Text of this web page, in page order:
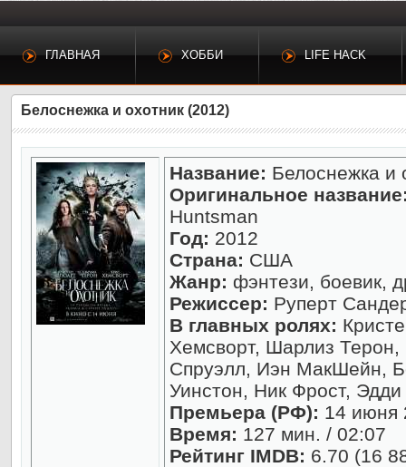
ГЛАВНАЯ ХОББИ LIFE HACK
Белоснежка и охотник (2012)
Название: Белоснежка и
Оригинальное
Huntsman
Год: 2012
Страна: США
Жанр: фэнтези, боевик,
Режиссер: Руперт
В главных ролях:
Хемсворт, Шарлиз
Спруэлл, Иэн МакШейн,
Уинстон, Ник Фрост,
Премьера (РФ): 14 июня
Время: 127 мин. / 02:07
Рейтинг IMDB: 6.70 (16